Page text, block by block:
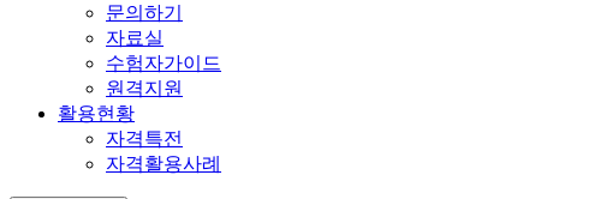
문의하기
자료실
수험자가이드
원격지원
활용현황
자격특전
자격활용사례